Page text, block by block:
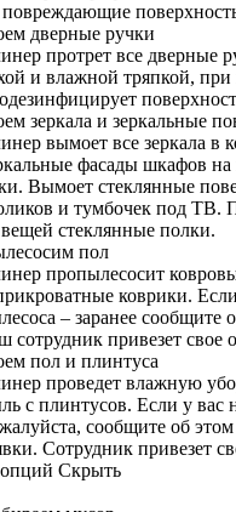
дверные ручки
протрет все дверные
и влажной тряпкой, при
зеркала и зеркальные
вымоет все зеркала в
фасады шкафов
Вымоет стеклянные
и тумбочек под ТВ.
стеклянные полки.
пол
пропылесосит
коврики.
– заранее сообщите
сотрудник привезет свое
пол и плинтуса
проведет влажную
с плинтусов. Если у вас
сообщите об
Сотрудник привезет
Скрыть